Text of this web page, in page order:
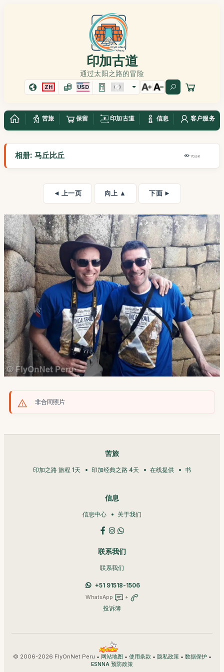
印加古道
通过太阳之路的冒险
ZH USD
苦旅 保留 印加古道 信息 客户服务
相册: 马丘比丘 70,8K
◄ 上一页 向上 ▲ 下面 ►
非合同照片
苦旅
印加之路 旅程 1天 印加经典之路 4天 在线提供 书
信息
信息中心 关于我们
联系我们
联系我们
+51 91518-1506
WhatsApp +
投诉簿
© 2006-2026 FlyOnNet Peru • 网站地图 • 使用条款 • 隐私政策• 数据保护•
ESNNA 预防政策